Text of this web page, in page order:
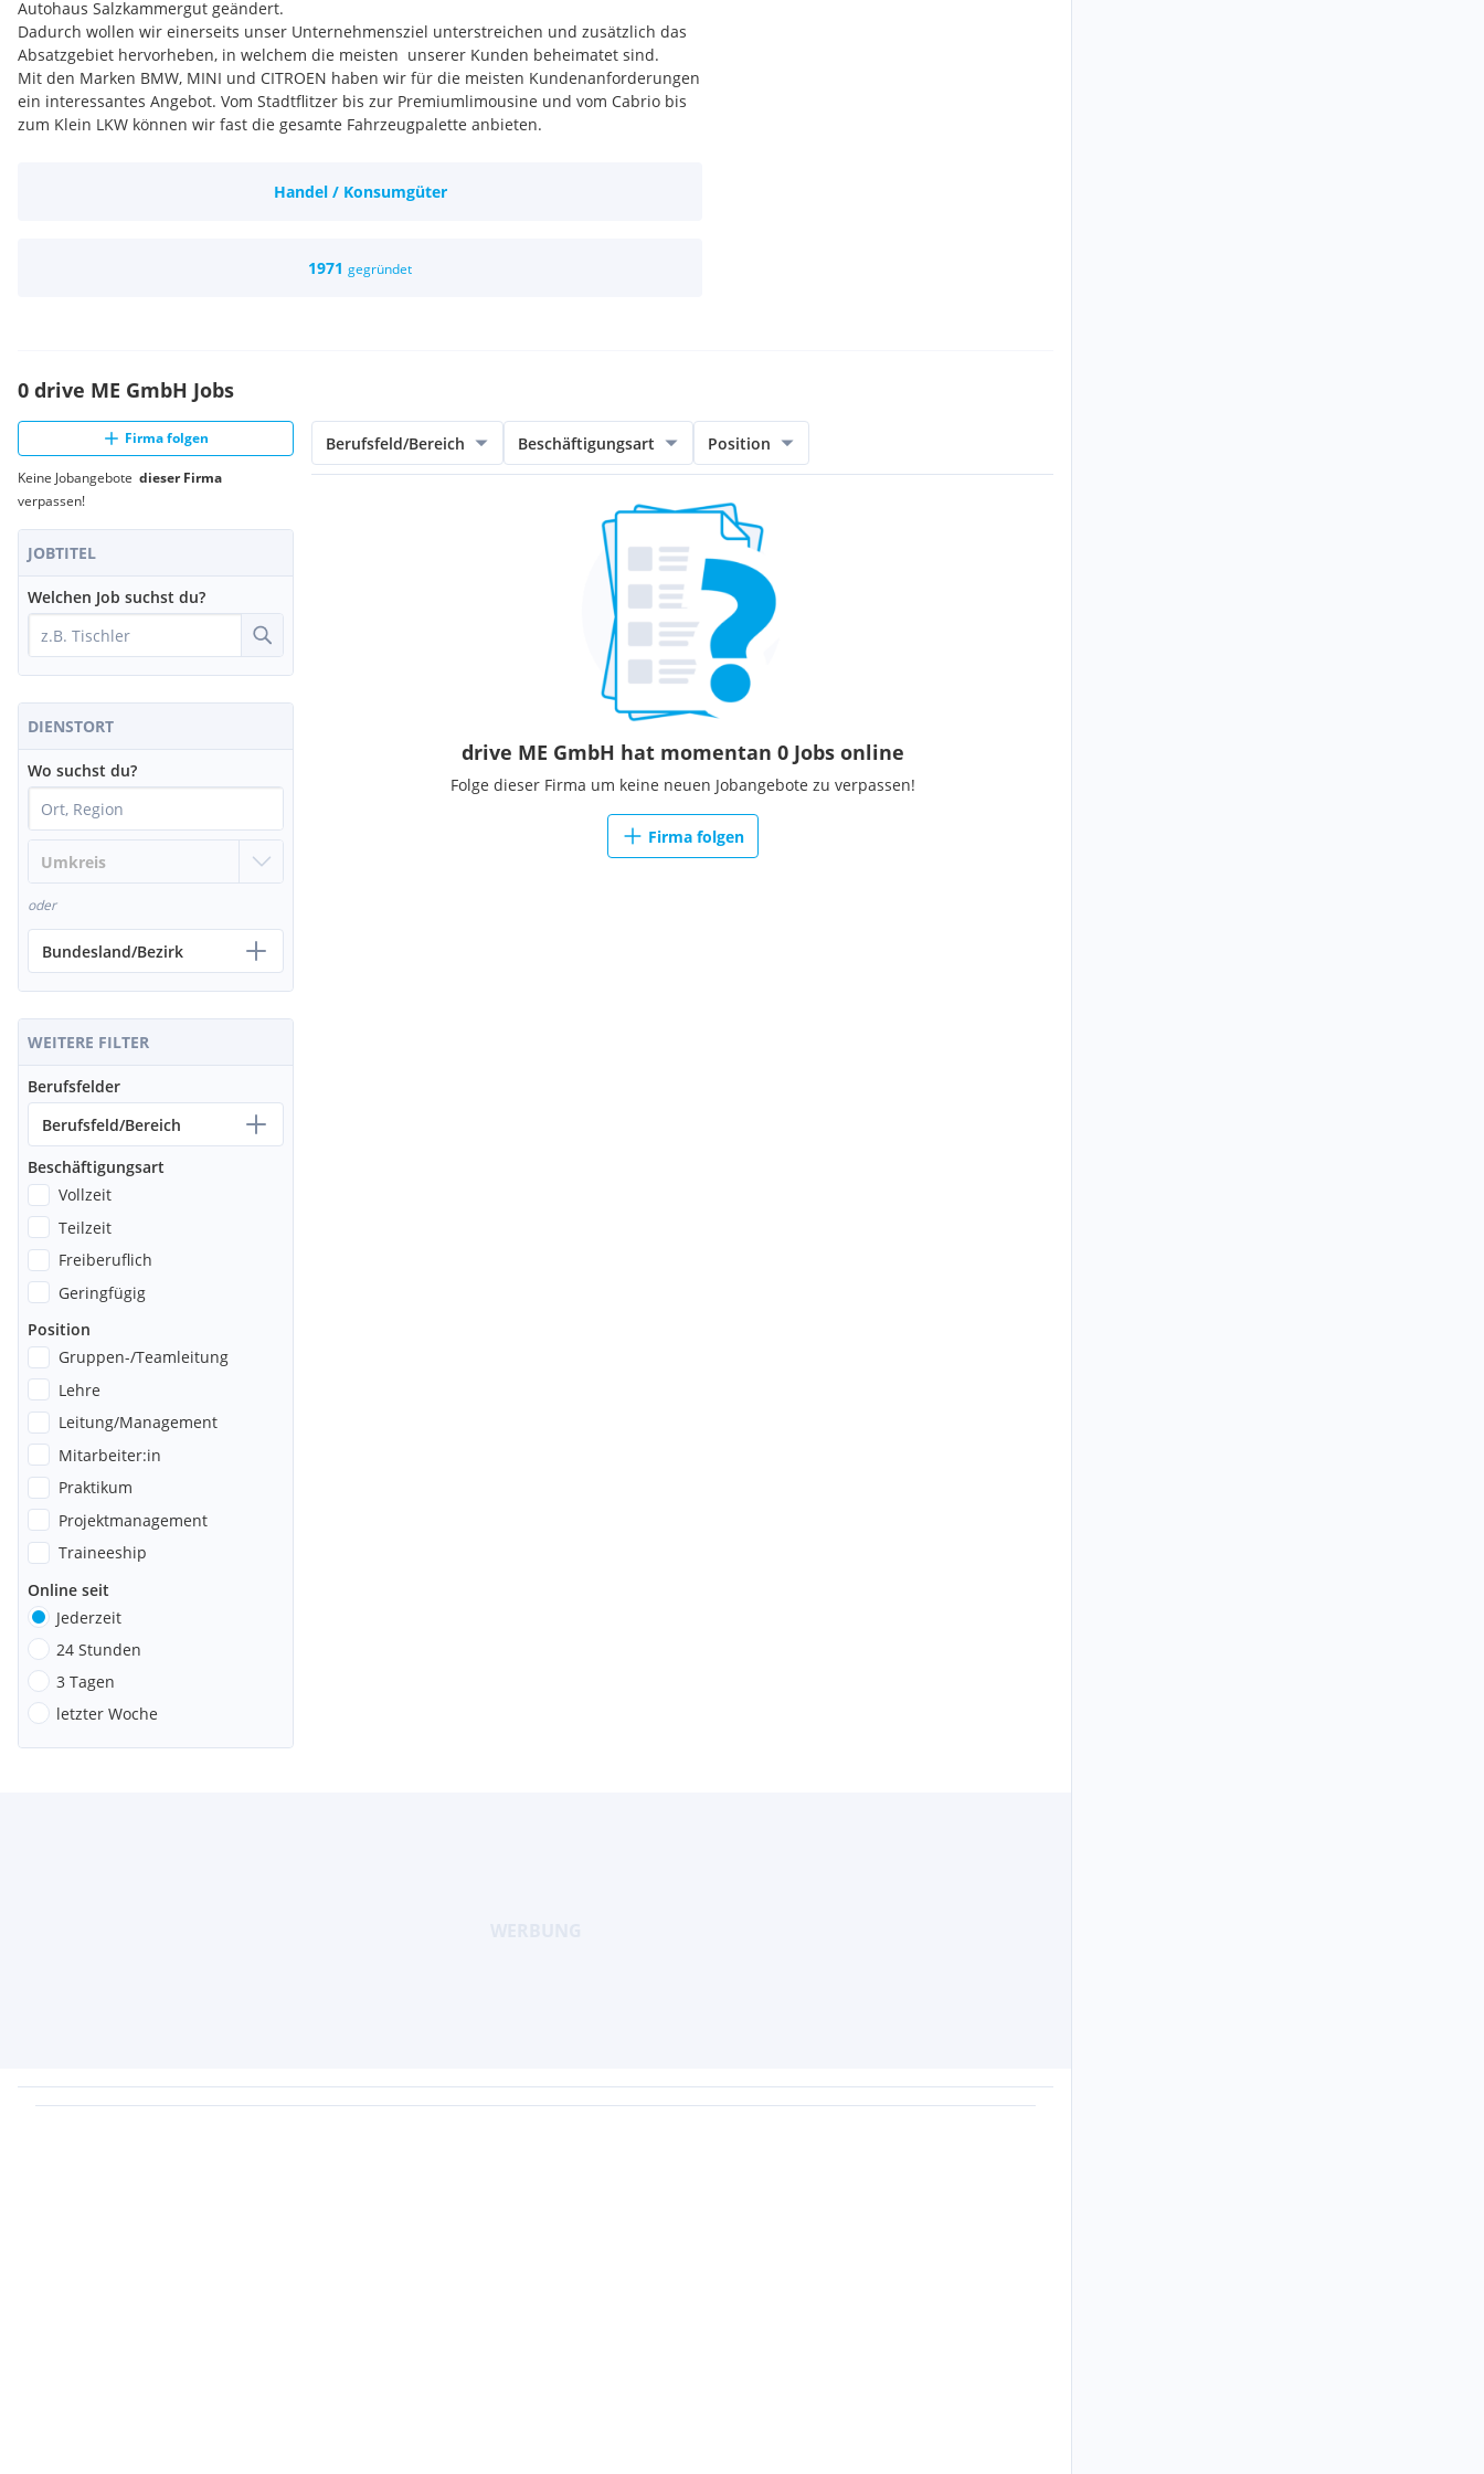
Autohaus Salzkammergut geändert.
Dadurch wollen wir einerseits unser Unternehmensziel unterstreichen und zusätzlich das
Absatzgebiet hervorheben, in welchem die meisten unserer Kunden beheimatet sind.
Mit den Marken BMW, MINI und CITROEN haben wir für die meisten Kundenanforderungen
ein interessantes Angebot. Vom Stadtflitzer bis zur Premiumlimousine und vom Cabrio bis
zum Klein LKW können wir fast die gesamte Fahrzeugpalette anbieten.
Handel / Konsumgüter
1971 gegründet
0 drive ME GmbH Jobs
Firma folgen
Keine Jobangebote dieser Firma
verpassen!
JOBTITEL
Welchen Job suchst du?
DIENSTORT
Wo suchst du?
oder
Bundesland/Bezirk
WEITERE FILTER
Berufsfelder
Berufsfeld/Bereich
Beschäftigungsart
Vollzeit
Teilzeit
Freiberuflich
Geringfügig
Position
Gruppen-/Teamleitung
Lehre
Leitung/Management
Mitarbeiter:in
Praktikum
Projektmanagement
Traineeship
Online seit
Jederzeit
24 Stunden
3 Tagen
letzter Woche
Berufsfeld/Bereich Beschäftigungsart Position
drive ME GmbH hat momentan 0 Jobs online
Folge dieser Firma um keine neuen Jobangebote zu verpassen!
Firma folgen